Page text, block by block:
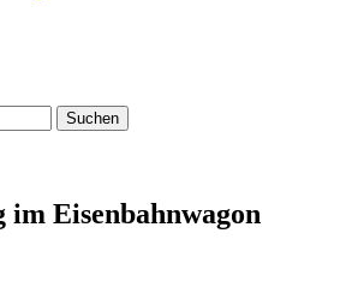
im Eisenbahnwagon